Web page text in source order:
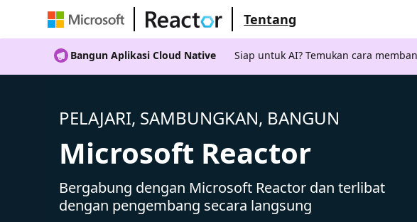
Tentang
Bangun Aplikasi Cloud Native Siap untuk AI? Temukan cara
PELAJARI, SAMBUNGKAN, BANGUN
Microsoft Reactor
Bergabung dengan Microsoft Reactor dan terlibat
dengan pengembang secara langsung